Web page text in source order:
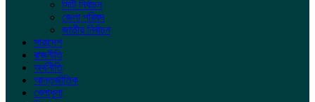
সিটি নির্বাচন
জেলা পরিষদ
জাতীয় নির্বাচন
সারাদেশ
রাজনীতি
অর্থনীতি
আন্তর্জাতিক
খেলাধুলা